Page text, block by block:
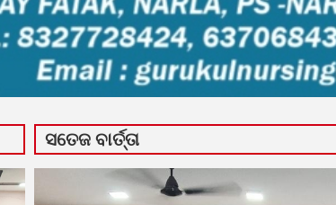
ସତେଜ ବାର୍ତ୍ତା